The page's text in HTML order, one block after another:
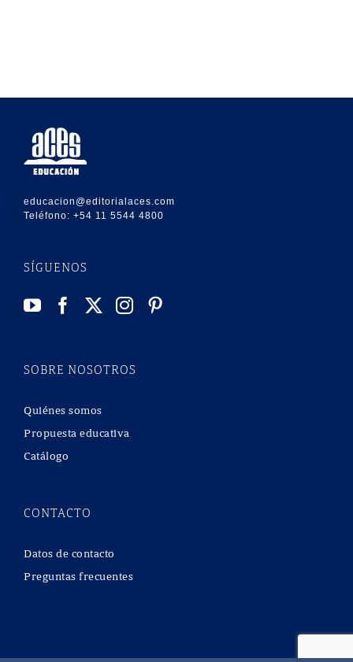
educacion@editorialaces.com
Teléfono: +54 11 5544 4800
SÍGUENOS
SOBRE NOSOTROS
Quiénes somos
Propuesta educativa
Catálogo
CONTACTO
Datos de contacto
Preguntas frecuentes